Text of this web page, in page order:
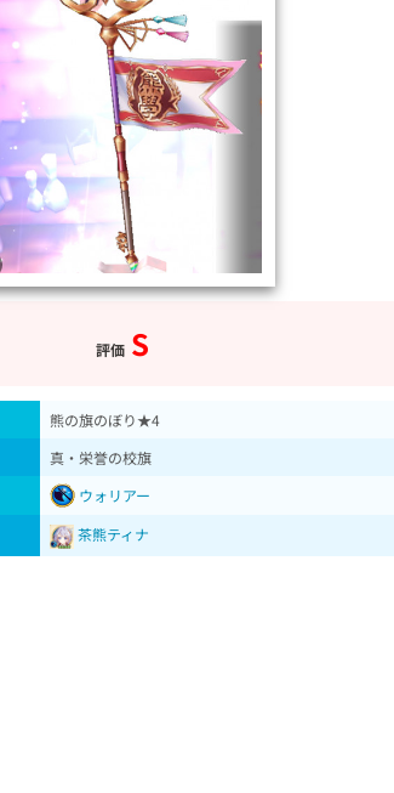
評価 S
熊の旗のぼり★4
真・栄誉の校旗
ウォリアー
茶熊ティナ